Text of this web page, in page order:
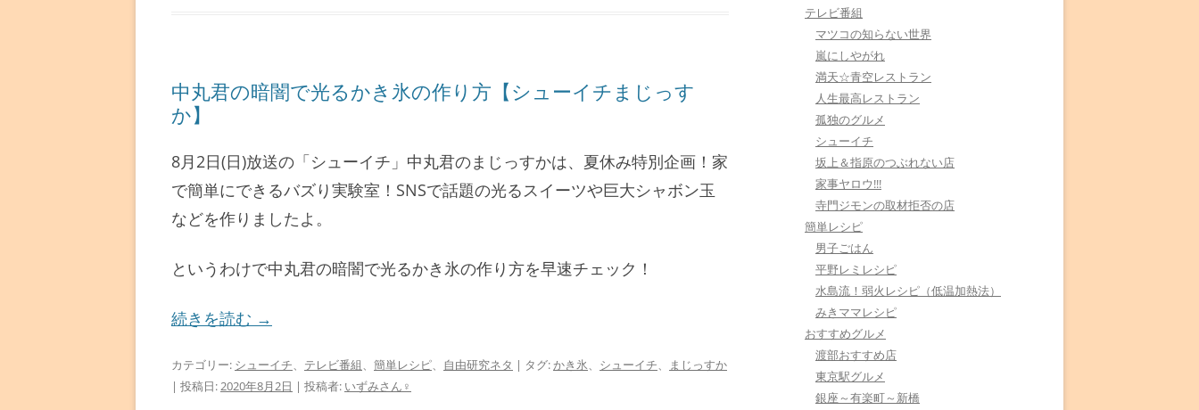
中丸君の暗闇で光るかき氷の作り方【シューイチまじっす
か】
8月2日(日)放送の「シューイチ」中丸君のまじっすかは、夏休み特別企画！家
で簡単にできるバズり実験室！SNSで話題の光るスイーツや巨大シャボン玉
などを作りましたよ。
というわけで中丸君の暗闇で光るかき氷の作り方を早速チェック！
続きを読む →
カテゴリー: シューイチ、 テレビ番組、 簡単レシピ、 自由研究ネタ | タグ:かき氷、 シューイチ、
まじっすか
| 投稿日:2020年8月2日 | 投稿者: いずみさん♀
テレビ番組
マツコの知らない世界
嵐にしやがれ
満天☆青空レストラン
人生最高レストラン
孤独のグルメ
シューイチ
坂上＆指原のつぶれない店
家事ヤロウ!!!
寺門ジモンの取材拒否の店
簡単レシピ
男子ごはん
平野レミレシピ
水島流！弱火レシピ（低温加熱法）
みきママレシピ
おすすめグルメ
渡部おすすめ店
東京駅グルメ
銀座～有楽町～新橋